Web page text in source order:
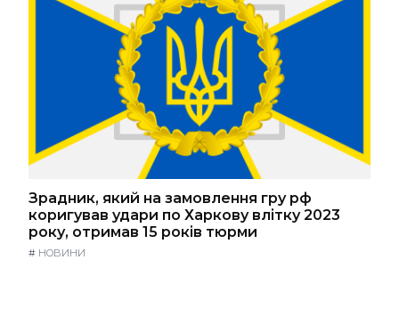
Зрадник, який на замовлення гру рф
коригував удари по Харкову влітку 2023
року, отримав 15 років тюрми
# НОВИНИ